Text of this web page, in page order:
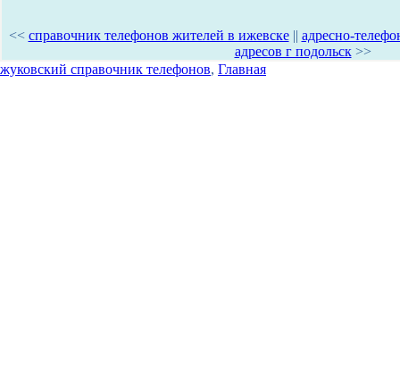
<< справочник телефонов жителей в ижевске|| адресно-
адресов г подольск>>
жуковский справочник телефонов, Главная